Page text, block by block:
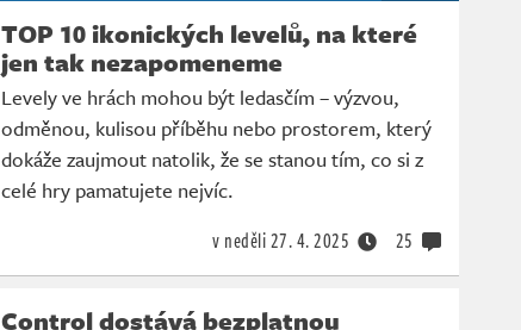
TOP 10 ikonických levelů, na které
jen tak nezapomeneme
Levely ve hrách mohou být ledasčím – výzvou,
odměnou, kulisou příběhu nebo prostorem, který
dokáže zaujmout natolik, že se stanou tím, co si z
celé hry pamatujete nejvíc.
v neděli27. 4. 2025 25
Control dostává bezplatnou